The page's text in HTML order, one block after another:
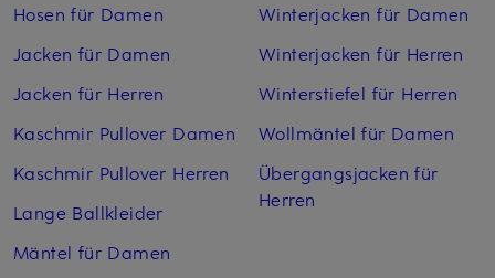
Hosen für Damen
Jacken für Damen
Jacken für Herren
Kaschmir Pullover Damen
Kaschmir Pullover Herren
Lange Ballkleider
Mäntel für Damen
Winterjacken für Damen
Winterjacken für Herren
Winterstiefel für Herren
Wollmäntel für Damen
Übergangsjacken für
Herren